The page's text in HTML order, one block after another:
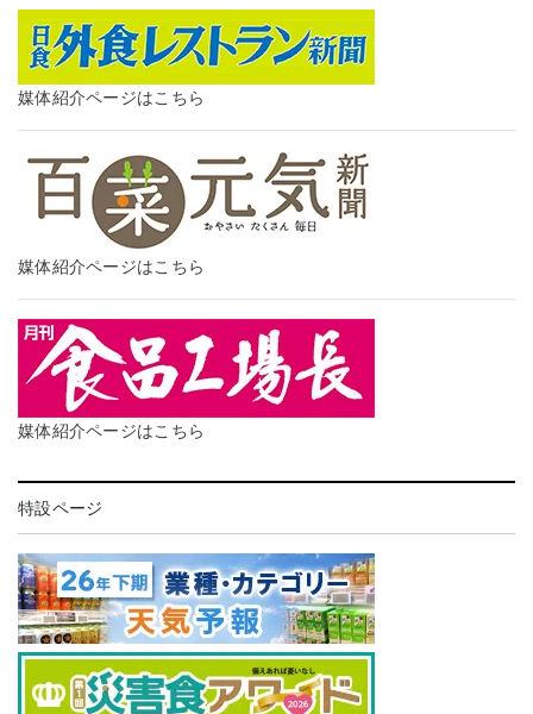
媒体紹介ページはこちら
媒体紹介ページはこちら
媒体紹介ページはこちら
特設ページ